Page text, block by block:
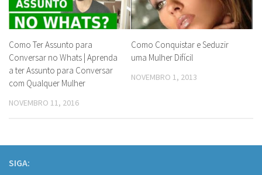
Como Ter Assunto para
Conversar no Whats | Aprenda
a ter Assunto para Conversar
com Qualquer Mulher
NOVEMBRO 11, 2016
Como Conquistar e Seduzir
uma Mulher Difícil
NOVEMBRO 1, 2013
SIGA: